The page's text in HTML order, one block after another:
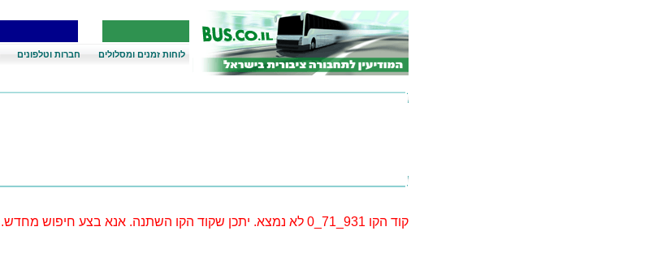
לוחות זמנים ומסלולים חברות וטלפונים
קוד הקו 931_71_0 לא נמצא. יתכן שקוד הקו השתנה. אנא בצע חיפוש מחדש.